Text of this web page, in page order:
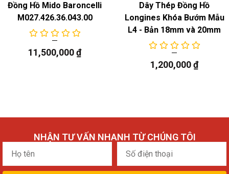
Đồng Hồ Mido Baroncelli
M027.426.36.043.00
11,500,000₫
Dây Thép Đồng Hồ
Longines Khóa Bướm Mẫu
L4 - Bản 18mm và 20mm
1,200,000₫
NHẬN TƯ VẤN NHANH TỪ CHÚNG TÔI
Họ
tên
điện